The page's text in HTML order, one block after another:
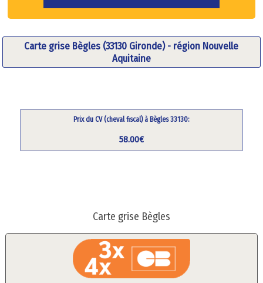
Carte grise Bègles (33130 Gironde) - région Nouvelle
Aquitaine
Prix du CV (cheval fiscal) à Bègles 33130:
58.00€
Carte grise Bègles